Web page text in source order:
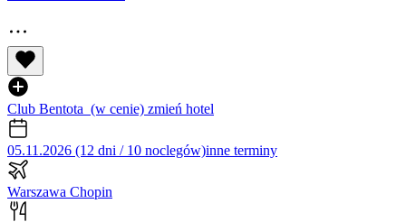
Club Bentota (w cenie) zmień hotel
05.11.2026 (12 dni / 10 noclegów)inne terminy
Warszawa Chopin